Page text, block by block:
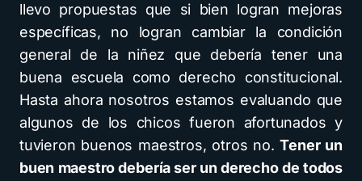
llevo propuestas que si bien logran mejoras
específicas, no logran cambiar la condición
general de la niñez que debería tener una
buena escuela como derecho constitucional.
Hasta ahora nosotros estamos evaluando que
algunos de los chicos fueron afortunados y
tuvieron buenos maestros, otros no.Tener un
buen maestro debería ser un derecho de todos